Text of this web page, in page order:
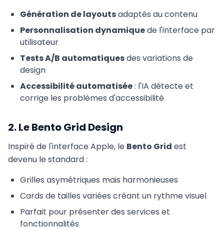
Génération de layoutsadaptés au contenu
Personnalisation dynamiquede l'interface par
utilisateur
Tests A/B automatiquesdes variations de
design
Accessibilité automatisée: l'IA détecte et
corrige les problèmes d'accessibilité
2. Le Bento Grid Design
Inspiré de l'interface Apple, le Bento Grid est
devenu le standard :
Grilles asymétriques mais harmonieuses
Cards de tailles variées créant un rythme visuel
Parfait pour présenter des services et
fonctionnalités